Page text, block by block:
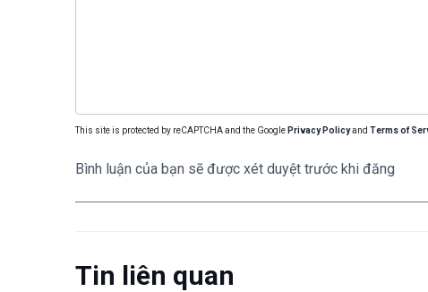
This site is protected by reCAPTCHA and the Google Privacy Policyand Terms of
Bình luận của bạn sẽ được xét duyệt trước khi đăng
Tin liên quan